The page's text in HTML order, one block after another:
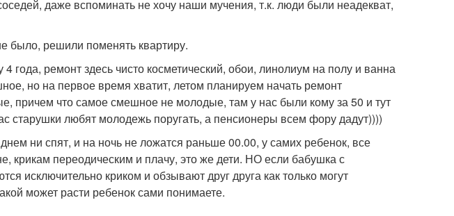
даже вспоминать не хочу наши мучения, т.к. люди были неадекват,
было, решили поменять квартиру.
года, ремонт здесь чисто косметический, обои, линолиум на полу и ванна
но на первое время хватит, летом планируем начать ремонт
причем что самое смешное не молодые, там у нас были кому за 50 и тут
старушки любят молодежь поругать, а пенсионеры всем фору дадут))))
ни спят, и на ночь не ложатся раньше 00.00, у самих ребенок, все
крикам переодическим и плачу, это же дети. НО если бабушка с
исключительно криком и обзывают друг друга как только могут
может расти ребенок сами понимаете.